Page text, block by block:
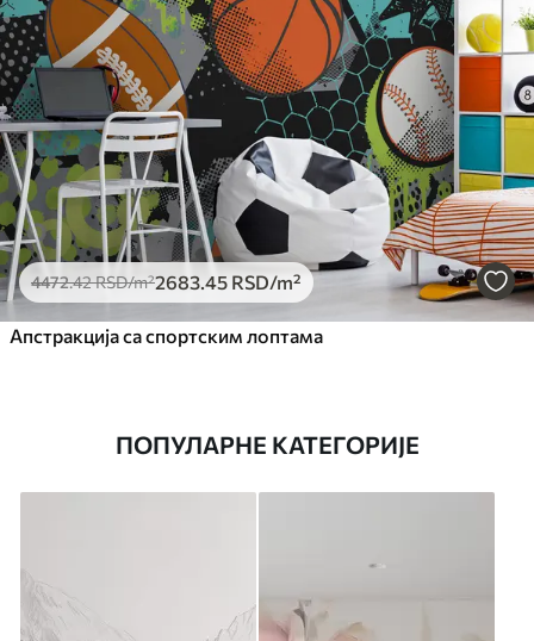
4472.42RSD/m²2683 .45 RSD/m²
Апстракција са спортским лоптама
ПОПУЛАРНЕ КАТЕГОРИЈЕ